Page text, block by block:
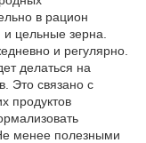
в рацион
цельные зерна.
и регулярно.
делаться на
Это связано с
продуктов
менее полезными